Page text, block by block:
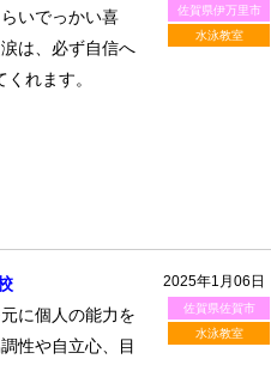
佐賀県伊万里市
水泳教室
いでっかい喜
は、必ず自信へ
れます。
2025年1月06日
佐賀県佐賀市
水泳教室
に個人の能力を
性や自立心、目